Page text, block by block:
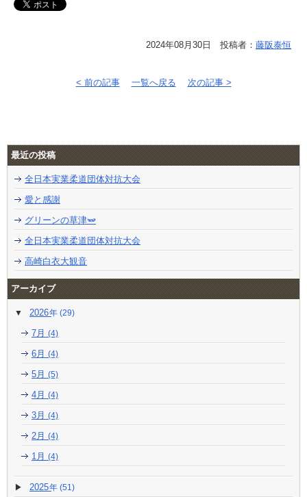
2024年08月30日 投稿者： 藤阪泰恒
< 前の記事 一覧へ戻る 次の記事 >
最近の投稿
全日本実業柔道団体対抗大会
愛と感謝
グリーンの草津🫛
全日本実業柔道団体対抗大会
高崎白衣大観音
アーカイブ
2026 (29)
7月 (4)
6月 (4)
5月 (5)
4月 (4)
3月 (4)
2月 (4)
1月 (4)
2025 (51)